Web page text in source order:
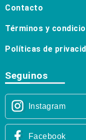
Contacto
Términos y
Políticas de
Seguinos
Instagram
Facebook